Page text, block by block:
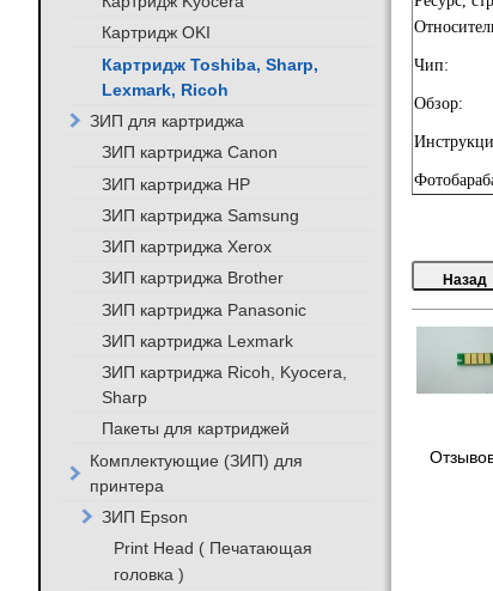
Чип:
Обзор:
Картридж OKI
Картридж Toshiba, Sharp,
Lexmark, Ricoh
ЗИП для картриджа
ЗИП картриджа Canon
ЗИП картриджа HP
ЗИП картриджа Samsung
ЗИП картриджа Xerox
ЗИП картриджа Brother
ЗИП картриджа Panasonic
ЗИП картриджа Lexmark
ЗИП картриджа Ricoh, Kyocera,
Sharp
Пакеты для картриджей
Комплектующие (ЗИП) для
принтера
ЗИП Epson
Print Head ( Печатающая
головка )